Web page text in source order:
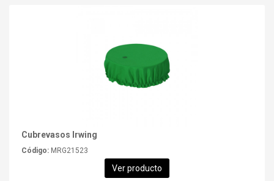
Cubrevasos Irwing
Código: MRG21523
Ver producto